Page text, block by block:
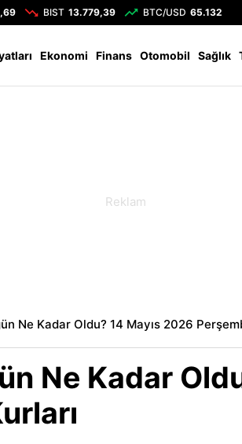
BIST 13.779,39 BTC/USD 65.132
Ekonomi Finans Otomobil Sağlık
Ne Kadar Oldu? 14 Mayıs 2026
Ne Kadar